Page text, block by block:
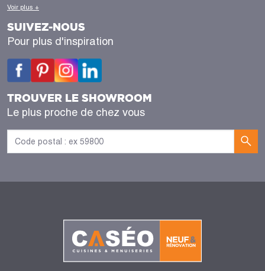
Voir plus +
SUIVEZ-NOUS
Pour plus d'inspiration
TROUVER LE SHOWROOM
Le plus proche de chez vous